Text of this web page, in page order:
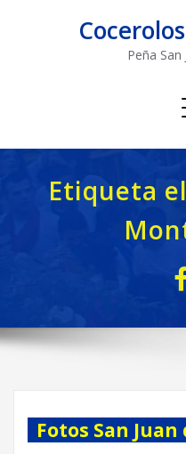
Peña
Etiqueta
Fotos San